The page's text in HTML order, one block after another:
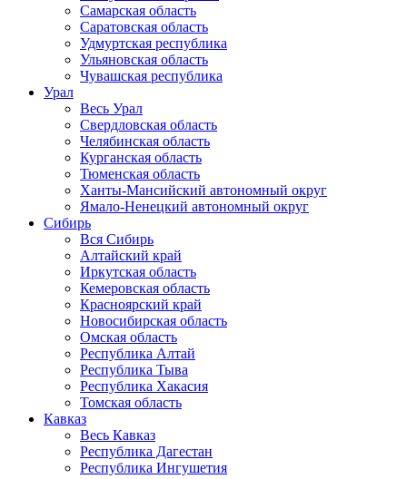
Самарская область
Саратовская область
Удмуртская республика
Ульяновская область
Чувашская республика
Урал
Весь Урал
Свердловская область
Челябинская область
Курганская область
Тюменская область
Ханты-Мансийский автономный округ
Ямало-Ненецкий автономный округ
Сибирь
Вся Сибирь
Алтайский край
Иркутская область
Кемеровская область
Красноярский край
Новосибирская область
Омская область
Республика Алтай
Республика Тыва
Республика Хакасия
Томская область
Кавказ
Весь Кавказ
Республика Дагестан
Республика Ингушетия